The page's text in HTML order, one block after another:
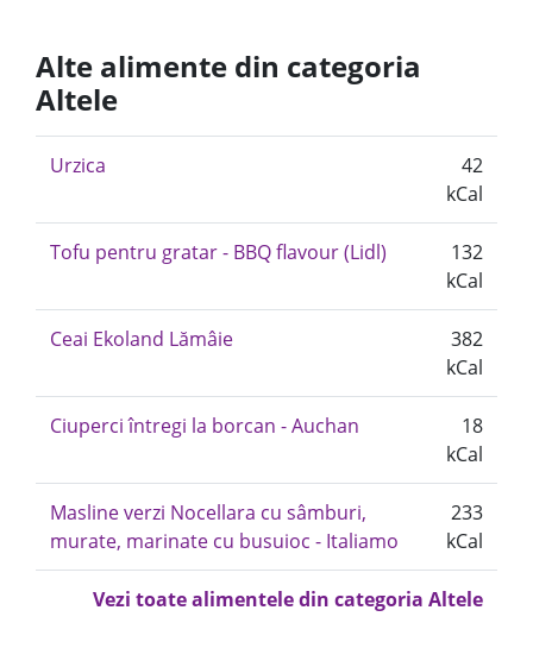
Alte alimente din categoria
Altele
Urzica
42
kCal
Tofu pentru gratar - BBQ flavour (Lidl)
132
kCal
Ceai Ekoland Lămâie
382
kCal
Ciuperci întregi la borcan - Auchan
18
kCal
Masline verzi Nocellara cu sâmburi,
murate, marinate cu busuioc - Italiamo
233
kCal
Vezi toate alimentele din categoria Altele